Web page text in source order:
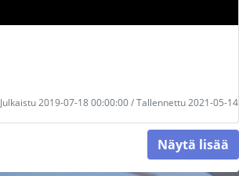
Julkaistu 2019-07-18 00:00:00 / Tallennettu 2021-05-14
Näytä lisää